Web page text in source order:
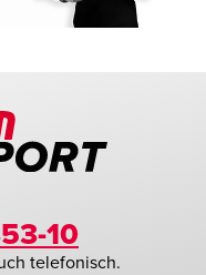
10
telefonisch.